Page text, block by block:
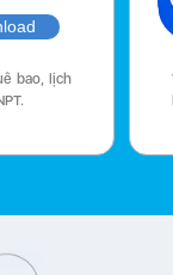
bao, lịch